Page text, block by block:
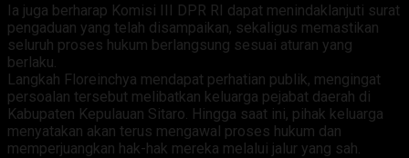
Ia juga berharap Komisi III DPR RI dapat menindaklanjuti surat
pengaduan yang telah disampaikan, sekaligus memastikan
seluruh proses hukum berlangsung sesuai aturan yang
berlaku.
Langkah Floreinchya mendapat perhatian publik, mengingat
persoalan tersebut melibatkan keluarga pejabat daerah di
Kabupaten Kepulauan Sitaro. Hingga saat ini, pihak keluarga
menyatakan akan terus mengawal proses hukum dan
memperjuangkan hak-hak mereka melalui jalur yang sah.